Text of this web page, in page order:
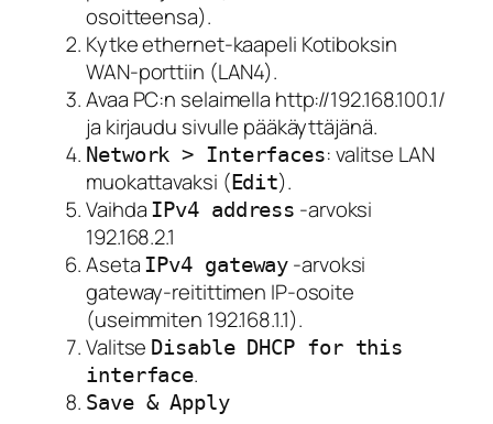
osoitteensa).
Kytke ethernet-kaapeli Kotiboksin
WAN-porttiin (LAN4).
Avaa PC:n selaimella http://192.168.100.1/
ja kirjaudu sivulle pääkäyttäjänä.
Network > Interfaces: valitse LAN
muokattavaksi (Edit).
Vaihda IPv4 address -arvoksi
192.168.2.1
Aseta IPv4 gateway -arvoksi
gateway-reitittimen IP-osoite
(useimmiten 192.168.1.1).
Valitse Disable DHCP for this
interface.
Save & Apply